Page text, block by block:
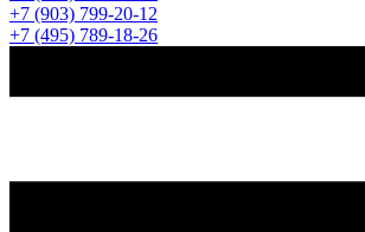
+7 (903) 799-20-12
+7 (495) 789-18-26